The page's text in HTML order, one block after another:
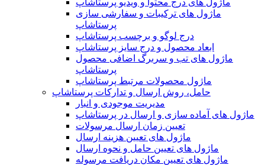
ماژول های ترکیبات و سفارشی سازی
پرستاشاپ
درج لوگو و برچسب پرستاشاپ
ابعاد محصول و درج سایز پرستاشاپ
ماژول های تب و سربرگ اضافی محصول
پرستاشاپ
ماژول محصولات مرتبط پرستاشاپ
حامل، روش ارسال و تدارکات پرستاشاپ
مدیریت موجودی و انبار
ماژول های آماده سازی و ارسال در پرستاشاپ
تعیین زمان ارسال مرسولات
ماژول های تعیین هزینه ارسال
ماژول های تعیین حامل و نحوه ارسال
ماژول های تعیین مکان دریافت مرسوله